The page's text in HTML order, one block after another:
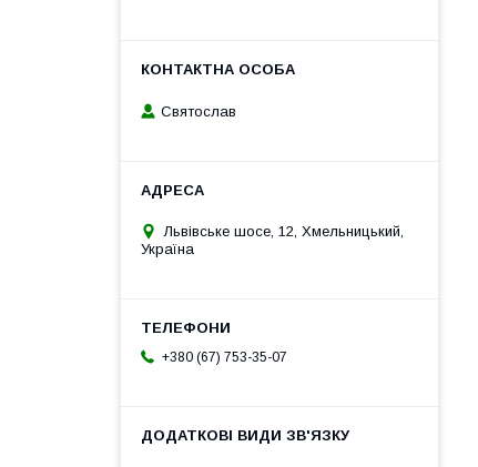
Святослав
Львівське шосе, 12, Хмельницький,
Україна
+380 (67) 753-35-07